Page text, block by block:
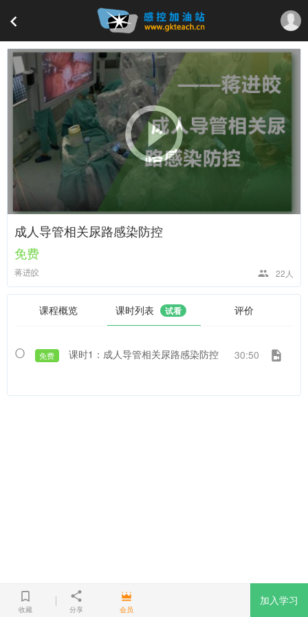
成人导管相关尿路感染防控
免费
蒋进皎 22人
收藏 分享 会员
加入学习
课程概览 课时列表 试看 评价
免费 课时1：成人导管相关尿路感染防控 30:50